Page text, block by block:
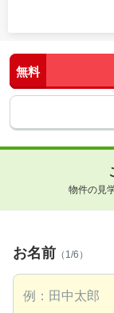
無料
物件の見
お名前 （1/6）